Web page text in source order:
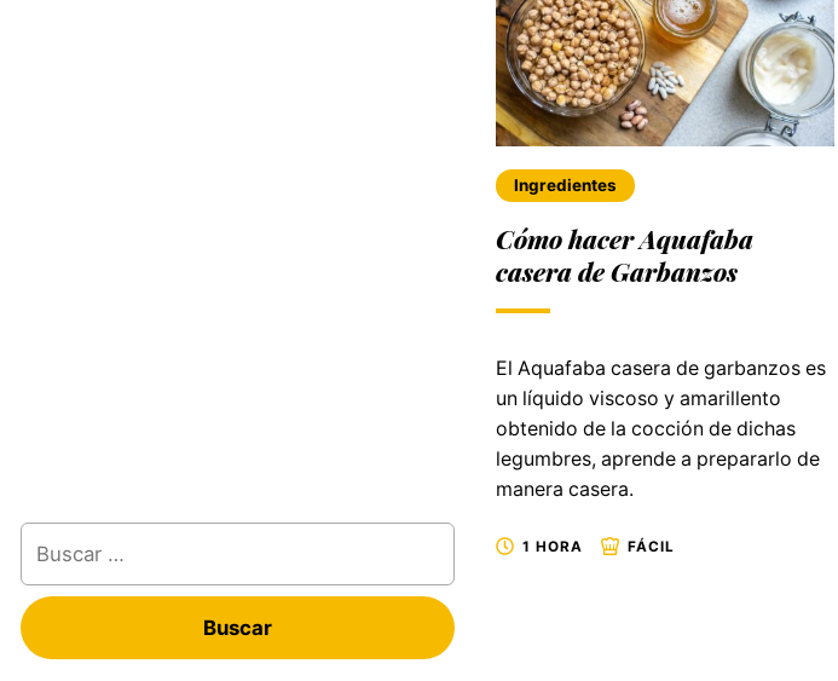
Ingredientes
Cómo hacer Aquafaba
casera de Garbanzos
El Aquafaba casera de garbanzos es
un líquido viscoso y amarillento
obtenido de la cocción de dichas
legumbres, aprende a prepararlo de
manera casera.
1 HORA FÁCIL